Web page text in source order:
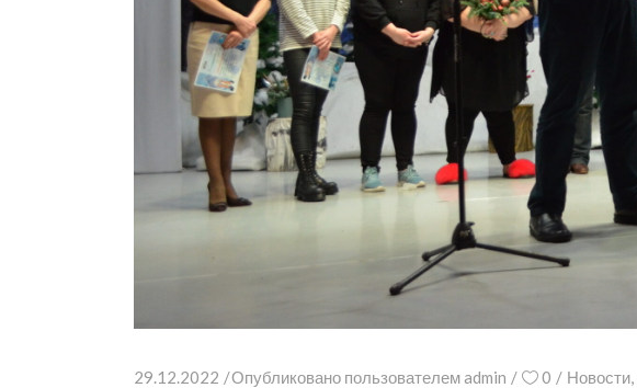
29.12.2022 Опубликовано пользователемadmin 0 Новости,